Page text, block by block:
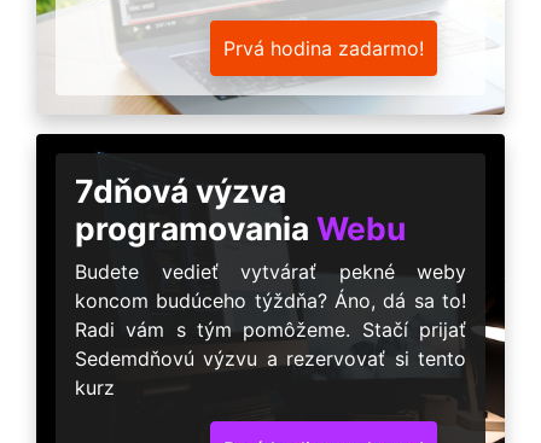
Prvá hodina zadarmo!
7dňová výzva
programovania Webu
Budete vedieť vytvárať pekné weby
koncom budúceho týždňa? Áno, dá sa to!
Radi vám s tým pomôžeme. Stačí prijať
Sedemdňovú výzvu a rezervovať si tento
kurz